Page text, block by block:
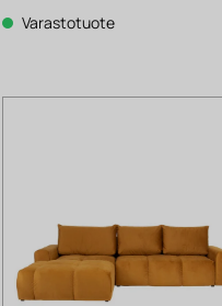
106 €.
Varastotuote